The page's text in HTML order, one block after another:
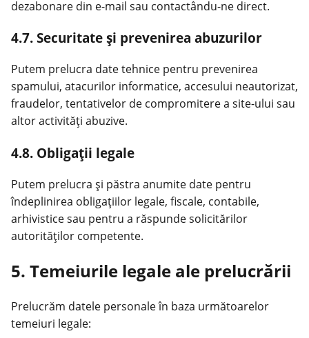
dezabonare din e-mail sau contactându-ne direct.
4.7. Securitate și prevenirea abuzurilor
Putem prelucra date tehnice pentru prevenirea
spamului, atacurilor informatice, accesului neautorizat,
fraudelor, tentativelor de compromitere a site-ului sau
altor activități abuzive.
4.8. Obligații legale
Putem prelucra și păstra anumite date pentru
îndeplinirea obligațiilor legale, fiscale, contabile,
arhivistice sau pentru a răspunde solicitărilor
autorităților competente.
5. Temeiurile legale ale prelucrării
Prelucrăm datele personale în baza următoarelor
temeiuri legale: